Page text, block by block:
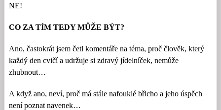
NE!
CO ZA TÍM TEDY MŮŽE BÝT?
Ano, častokrát jsem četl komentáře na téma, proč člověk, který
každý den cvičí a udržuje si zdravý jídelníček, nemůže
zhubnout…
A když ano, neví, proč má stále nafouklé břicho a jeho úspěch
není poznat navenek…